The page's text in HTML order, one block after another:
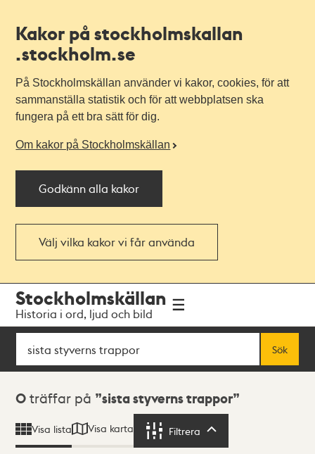
Kakor på stockholmskallan
.stockholm.se
På Stockholmskällan använder vi kakor, cookies, för att
sammanställa statistik och för att webbplatsen ska
fungera på ett bra sätt för dig.
Om kakor på Stockholmskällan
Godkänn alla kakor
Välj vilka kakor vi får använda
navigationen
huvudinnehållet
Stockholmskällan
Historia i ord, ljud och bild
Sök
Sök
Sökresultat
0 träffar på sista styverns trappor
Visa lista Visa karta Filtrera